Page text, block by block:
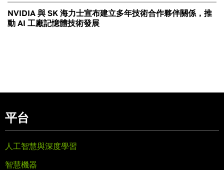
NVIDIA 與 SK 海力士宣布建立多年技術合作夥伴關係，推
動 AI 工廠記憶體技術發展
平台
人工智慧與深度學習
智慧機器